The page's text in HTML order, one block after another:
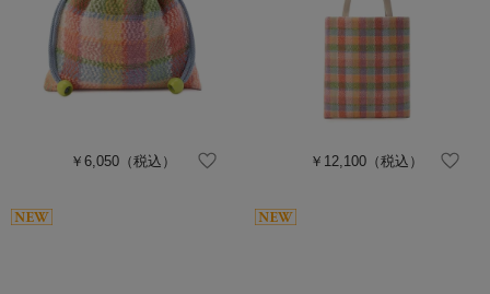
￥6,050 （税込） ￥12,100 （税込）